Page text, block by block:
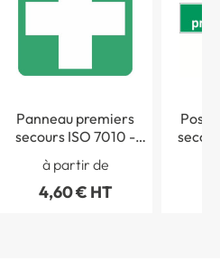
Panneau premiers
secours ISO 7010 -
à partir de
4,60 € HT